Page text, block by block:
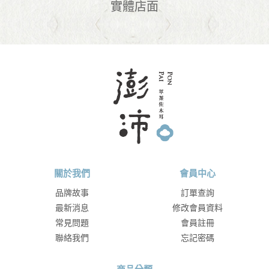
實體店面
關於我們
品牌故事
最新消息
常見問題
聯絡我們
會員中心
訂單查詢
修改會員資料
會員註冊
忘記密碼